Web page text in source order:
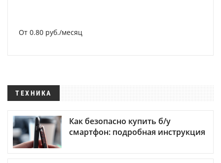
От 0.80 руб./месяц
ТЕХНИКА
Как безопасно купить б/у
смартфон: подробная инструкция